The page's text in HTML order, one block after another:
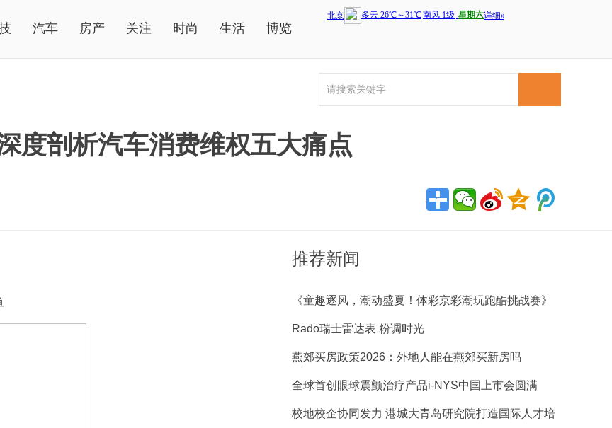
汽车 房产 关注 时尚 生活 博览
度剖析汽车消费维权五大痛点
推荐新闻
《童趣逐风，潮动盛夏！体彩京彩潮玩跑酷挑战赛》
Rado瑞士雷达表 粉调时光
燕郊买房政策2026：外地人能在燕郊买新房吗
全球首创眼球震颤治疗产品i-NYS中国上市会圆满
校地校企协同发力 港城大青岛研究院打造国际人才培